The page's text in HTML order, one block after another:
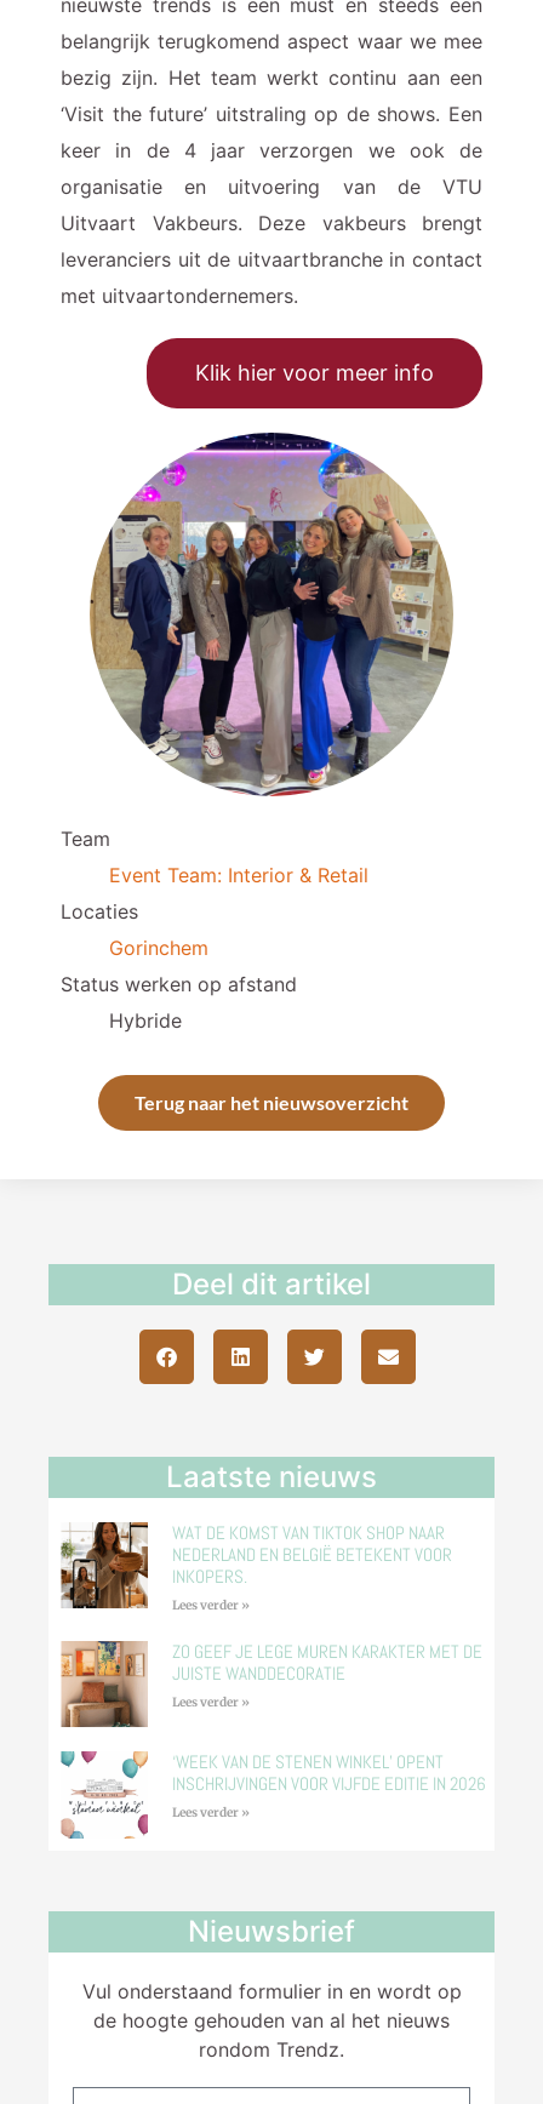
belangrijk terugkomend aspect waar we mee
bezig zijn. Het team werkt continu aan een
‘Visit the future’ uitstraling op de shows. Een
keer in de 4 jaar verzorgen we ook de
organisatie en uitvoering van de VTU
Uitvaart Vakbeurs. Deze vakbeurs brengt
leveranciers uit de uitvaartbranche in contact
met uitvaartondernemers.
Klik hier voor meer info
Team
Event Team: Interior & Retail
Locaties
Gorinchem
Status werken op afstand
Hybride
Terug naar het nieuwsoverzicht
Deel dit artikel
Laatste nieuws
WAT DE KOMST VAN TIKTOK SHOP NAAR
NEDERLAND EN BELGIË BETEKENT VOOR
INKOPERS.
Lees verder »
ZO GEEF JE LEGE MUREN KARAKTER MET DE
JUISTE WANDDECORATIE
Lees verder »
‘WEEK VAN DE STENEN WINKEL’ OPENT
INSCHRIJVINGEN VOOR VIJFDE EDITIE IN 2026
Lees verder »
Nieuwsbrief
Vul onderstaand formulier in en wordt op
de hoogte gehouden van al het nieuws
rondom Trendz.